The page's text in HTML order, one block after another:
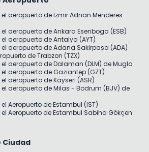
aeropuerto de Izmir Adnan Menderes
aeropuerto de Ankara Esenboga (ESB)
aeropuerto de Antalya (AYT)
aeropuerto de Adana Sakirpasa (ADA)
de Trabzon (TZX)
aeropuerto de Dalaman (DLM) de Mugla
aeropuerto de Gaziantep (GZT)
aeropuerto de Kayseri (ASR)
aeropuerto de Milas - Bodrum (BJV) de
Aeropuerto de Estambul (IST)
Aeropuerto de Estambul Sabiha Gökçen
Ciudad